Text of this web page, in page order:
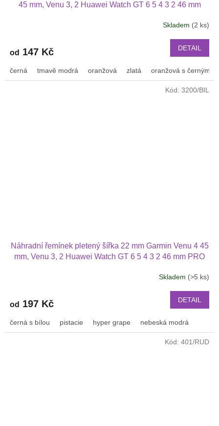
45 mm, Venu 3, 2 Huawei Watch GT 6 5 4 3 2 46 mm
Skladem (2 ks)
od 147 Kč DETAIL
černá tmavě modrá oranžová zlatá oranžová s černým
Náhradní řemínek pletený šířka 22 mm Garmin Venu 4 45
mm, Venu 3, 2 Huawei Watch GT 6 5 4 3 2 46 mm PRO
je
z
5
Skladem (>5 ks)
od 197 Kč DETAIL
černá s bílou pistacie hyper grape nebeská modrá
Kód: 3200/BIL
Kód: 401/RUD